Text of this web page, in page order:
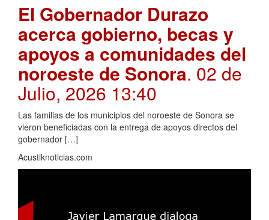
El Gobernador Durazo
acerca gobierno, becas y
apoyos a comunidades del
noroeste de Sonora. 02 de
Julio, 2026 13:40
Las familias de los municipios del noroeste de Sonora se
vieron beneficiadas con la entrega de apoyos directos del
gobernador […]
Acustiknoticias.com